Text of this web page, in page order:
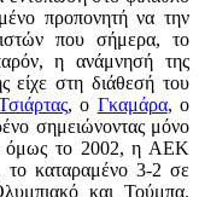
προπονητή να την
που σήμερα, το
η ανάμνησή της
είχε στη διάθεσή του
, ο Γκαμάρα, ο
σημειώνοντας μόνο
όμως το 2002, η ΑΕΚ
το καταραμένο 3-2 σε
και Τούμπα.